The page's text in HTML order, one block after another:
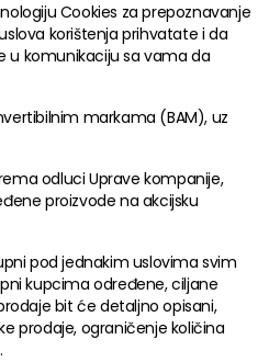
Cookies za prepoznavanje
korištenja prihvatate i da
u komunikaciju sa vama da
markama (BAM), uz
odluci Uprave kompanije,
proizvode na akcijsku
pod jednakim uslovima svim
kupcima određene, ciljane
bit će detaljno opisani,
prodaje, ograničenje količina